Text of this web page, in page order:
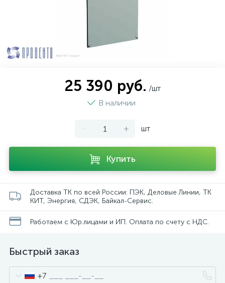
25 390 руб. /шт
В наличии
- + шт
Купить
Доставка ТК по всей России: ПЭК, Деловые Линии, ТК
КИТ, Энергия, СДЭК, Байкал-Сервис.
Работаем с Юр.лицами и ИП. Оплата по счету с НДС.
Быстрый заказ
+7